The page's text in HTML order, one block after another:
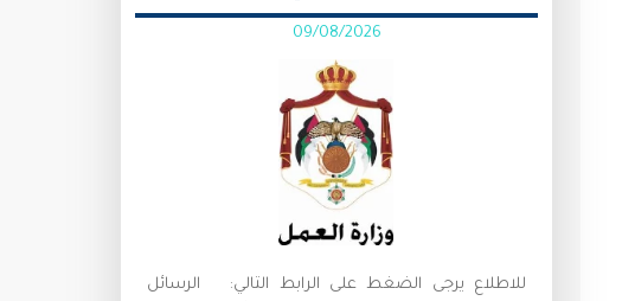
09/08/2026
للاطلاع يرجى الضغط على الرابط التالي: الرسائل